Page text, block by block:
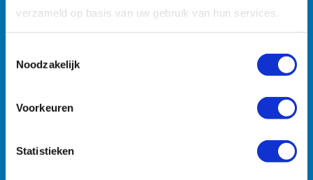
verzameld op basis van uw gebruik van hun services.
Noodzakelijk
Voorkeuren
Statistieken
Hulpmiddelen